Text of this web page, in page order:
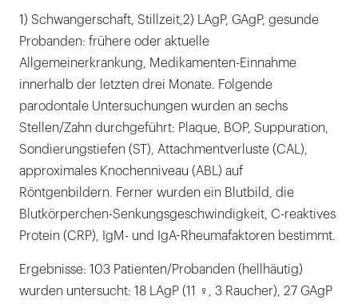
1) Schwangerschaft, Stillzeit,2) LAgP, GAgP, gesunde
Probanden: frühere oder aktuelle
Allgemeinerkrankung, Medikamenten-Einnahme
innerhalb der letzten drei Monate. Folgende
parodontale Untersuchungen wurden an sechs
Stellen/Zahn durchgeführt: Plaque, BOP, Suppuration,
Sondierungstiefen (ST), Attachmentverluste (CAL),
approximales Knochenniveau (ABL) auf
Röntgenbildern. Ferner wurden ein Blutbild, die
Blutkörperchen-Senkungsgeschwindigkeit, C-reaktives
Protein (CRP), IgM- und IgA-Rheumafaktoren bestimmt.
Ergebnisse: 103 Patienten/Probanden (hellhäutig)
wurden untersucht: 18 LAgP (11 ♀, 3 Raucher), 27 GAgP